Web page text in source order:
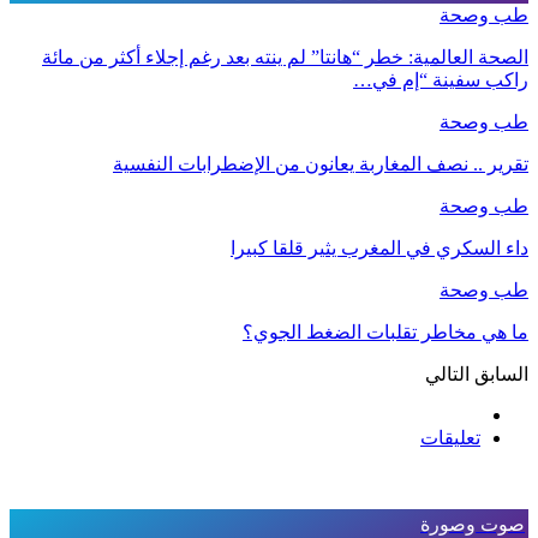
طب وصحة
الصحة العالمية: خطر “هانتا” لم ينته بعد رغم إجلاء أكثر من مائة
راكب سفينة “إم في…
طب وصحة
تقرير .. نصف المغاربة يعانون من الإضطرابات النفسية
طب وصحة
داء السكري في المغرب يثير قلقا كبيرا
طب وصحة
ما هي مخاطر تقلبات الضغط الجوي؟
السابق التالي
تعليقات
صوت وصورة